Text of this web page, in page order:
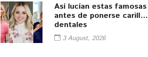
Así lucían estas famosas
antes de ponerse carillas
dentales
3 August, 2026